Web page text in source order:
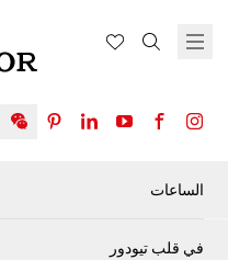
الساعات
في قلب تيودور